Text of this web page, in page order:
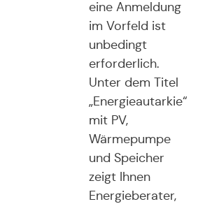
eine Anmeldung
im Vorfeld ist
unbedingt
erforderlich.
Unter dem Titel
„Energieautarkie“
mit PV,
Wärmepumpe
und Speicher
zeigt Ihnen
Energieberater,